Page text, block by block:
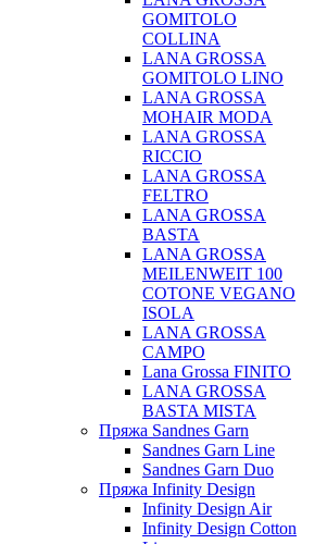
GOMITOLO
COLLINA
LANA GROSSA
GOMITOLO LINO
LANA GROSSA
MOHAIR MODA
LANA GROSSA
RICCIO
LANA GROSSA
FELTRO
LANA GROSSA
BASTA
LANA GROSSA
MEILENWEIT 100
COTONE VEGANO
ISOLA
LANA GROSSA
CAMPO
Lana Grossa FINITO
LANA GROSSA
BASTA MISTA
Пряжа Sandnes Garn
Sandnes Garn Line
Sandnes Garn Duo
Пряжа Infinity Design
Infinity Design Air
Infinity Design Cotton